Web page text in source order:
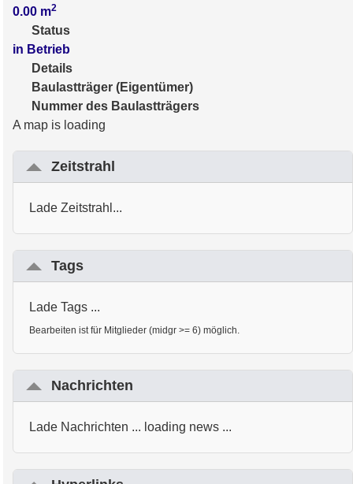
0.00 m2
Status
in Betrieb
Details
Baulastträger (Eigentümer)
Nummer des Baulastträgers
A map is loading
Zeitstrahl
Lade Zeitstrahl...
Tags
Lade Tags ...
Bearbeiten ist für Mitglieder (midgr >= 6) möglich.
Nachrichten
Lade Nachrichten ... loading news ...